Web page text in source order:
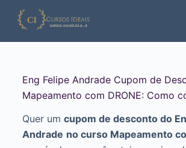
Pular
para
Eng Felipe Andrade Cupom de
Mapeamento com DRONE: Como
Quer um cupom de desconto do
Andrade no curso Mapeamento